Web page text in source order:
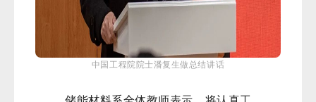
中国工程院院士潘复生做总结讲话